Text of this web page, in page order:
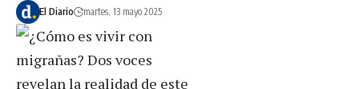
El Diario martes, 13 mayo 2025